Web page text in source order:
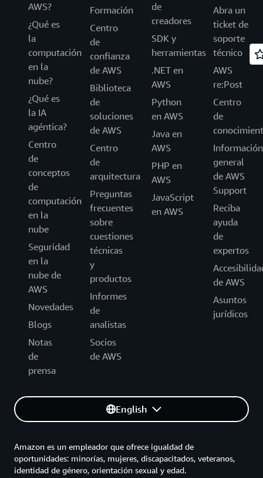
AWS?
¿Qué es
la
computación
en la
nube?
¿Qué es
la IA
agéntica?
Centro
de
conceptos
de
computación
en la
nube
Seguridad
en la
nube de
AWS
Novedades
Blogs
Notas
de
prensa
Formación
Centro
de
confianza
de AWS
Biblioteca
de
soluciones
de AWS
Centro
de
arquitectura
Preguntas
frecuentes
sobre
cuestiones
técnicas
y
productos
Informes
de
analistas
Socios
de AWS
de
creadores
SDK y
herramientas
.NET en
AWS
Python
en AWS
Java en
AWS
PHP en
AWS
JavaScript
en AWS
Abra un
ticket de
soporte
técnico
AWS
re:Post
Centro
de
Información
general
de AWS
Support
Reciba
ayuda
de
expertos
de AWS
Asuntos
jurídicos
English
Amazon es un empleador que ofrece igualdad de
oportunidades: minorías, mujeres, discapacitados, veteranos,
identidad de género, orientación sexual y edad.